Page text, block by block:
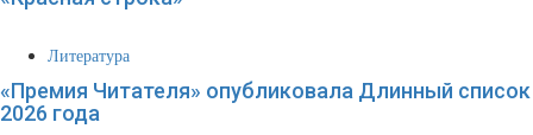
Литература
«Премия Читателя» опубликовала Длинный список
2026 года